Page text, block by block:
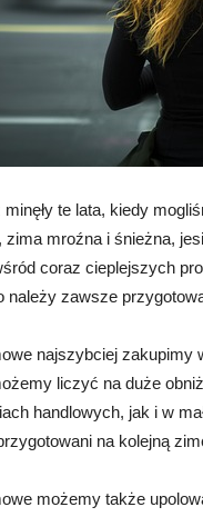
te lata, kiedy
zima mroźna i śnieżna,
coraz cieplejszych
należy zawsze
najszybciej
liczyć na duże
handlowych, jak i w
na kolejną
możemy także